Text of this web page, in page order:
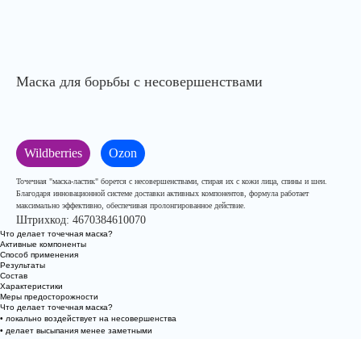
Маска для борьбы с несовершенствами
Wildberries Ozon
Точечная "маска-ластик" борется с несовершенствами, стирая их с кожи лица, спины и шеи.
Благодаря инновационной системе доставки активных компонентов, формула работает
максимально эффективно, обеспечивая пролонгированное действие.
Штрихкод: 4670384610070
Что делает точечная маска?
Активные компоненты
Способ применения
Результаты
Состав
Характеристики
Меры предосторожности
Что делает точечная маска?
• локально воздействует на несовершенства
• делает высыпания менее заметными